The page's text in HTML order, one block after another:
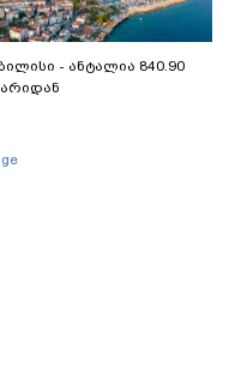
- ანტალია 840.90